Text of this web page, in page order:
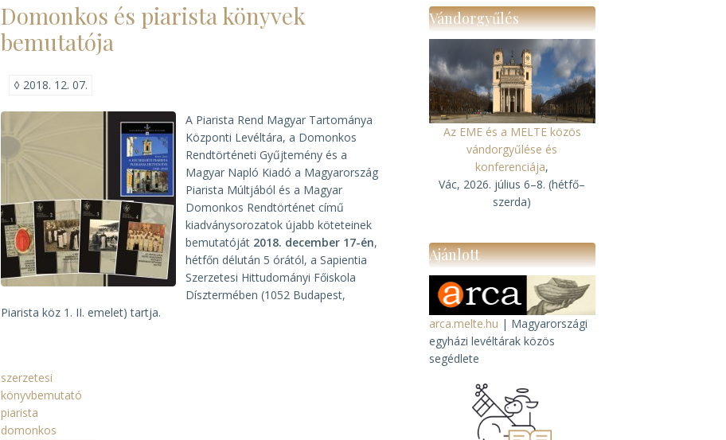
Domonkos és piarista könyvek
bemutatója
◊ 2018. 12. 07.
A Piarista Rend Magyar Tartománya
Központi Levéltára, a Domonkos
Rendtörténeti Gyűjtemény és a
Magyar Napló Kiadó a Magyarország
Piarista Múltjából és a Magyar
Domonkos Rendtörténet című
kiadványsorozatok újabb köteteinek
bemutatóját 2018. december 17-én,
hétfőn délután 5 órától, a Sapientia
Szerzetesi Hittudományi Főiskola
Dísztermében (1052 Budapest,
Piarista köz 1. II. emelet) tartja.
szerzetesi
könyvbemutató
piarista
domonkos
Vándorgyűlés
Az EME és a MELTE közös
vándorgyűlése és
konferenciája,
Vác, 2026. július 6–8. (hétfő–
szerda)
Ajánlott
arca.melte.hu | Magyarországi
egyházi levéltárak közös
segédlete